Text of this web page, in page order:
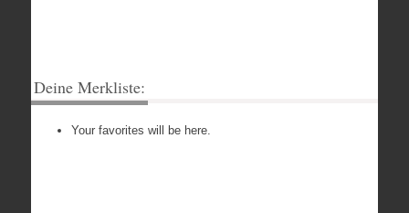
Deine Merkliste:
Your favorites will be here.